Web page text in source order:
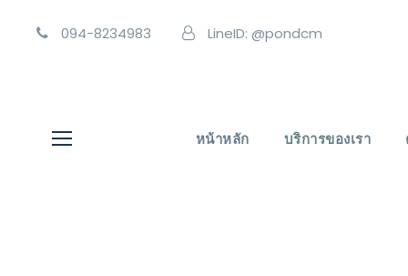
094-8234983 LineID: @pondcm
หน้าหลัก บริการของเรา